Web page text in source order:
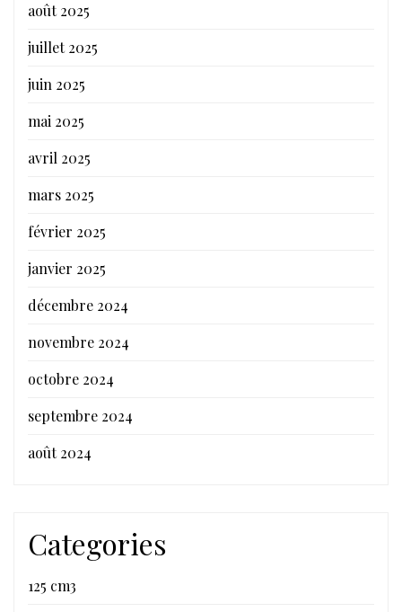
août 2025
juillet 2025
juin 2025
mai 2025
avril 2025
mars 2025
février 2025
janvier 2025
décembre 2024
novembre 2024
octobre 2024
septembre 2024
août 2024
Categories
125 cm3